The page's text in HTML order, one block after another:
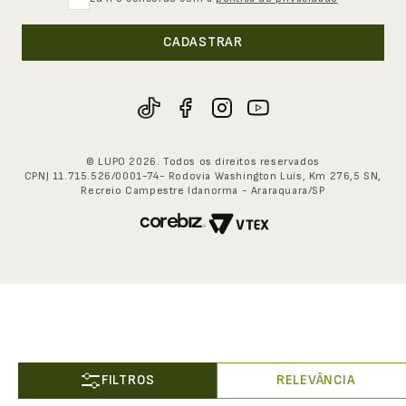
RELEVÂNCIA
Sustentabilidade
Pessoa jurídica
Seg. à Sex. - 8h às 17h30
CADASTRAR
© LUPO 2026. Todos os direitos reservados
CPNJ 11.715.526/0001-74- Rodovia Washington Luís, Km 276,5 SN,
Recreio Campestre Idanorma - Araraquara/SP